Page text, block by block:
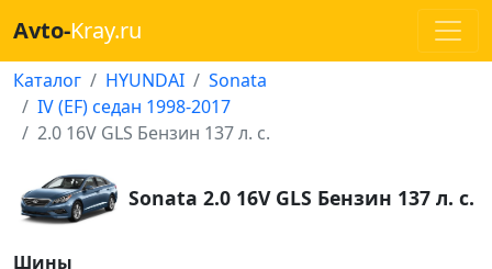
Avto-Kray.ru
Каталог HYUNDAI
Sonata
IV (EF) седан 1998-2017
2.0 16V GLS Бензин 137 л. с.
Sonata 2.0 16V GLS Бензин 137 л. с.
Шины